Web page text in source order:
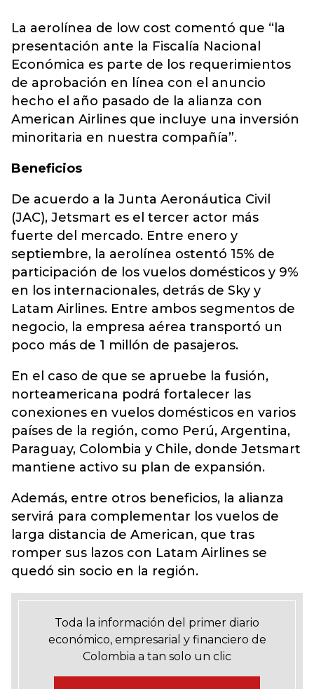
La aerolínea de low cost comentó que “la
presentación ante la Fiscalía Nacional
Económica es parte de los requerimientos
de aprobación en línea con el anuncio
hecho el año pasado de la alianza con
American Airlines que incluye una inversión
minoritaria en nuestra compañía”.
Beneficios
De acuerdo a la Junta Aeronáutica Civil
(JAC), Jetsmart es el tercer actor más
fuerte del mercado. Entre enero y
septiembre, la aerolínea ostentó 15% de
participación de los vuelos domésticos y 9%
en los internacionales, detrás de Sky y
Latam Airlines. Entre ambos segmentos de
negocio, la empresa aérea transportó un
poco más de 1 millón de pasajeros.
En el caso de que se apruebe la fusión,
norteamericana podrá fortalecer las
conexiones en vuelos domésticos en varios
países de la región, como Perú, Argentina,
Paraguay, Colombia y Chile, donde Jetsmart
mantiene activo su plan de expansión.
Además, entre otros beneficios, la alianza
servirá para complementar los vuelos de
larga distancia de American, que tras
romper sus lazos con Latam Airlines se
quedó sin socio en la región.
Toda la información del primer diario
económico, empresarial y financiero de
Colombia a tan solo un clic